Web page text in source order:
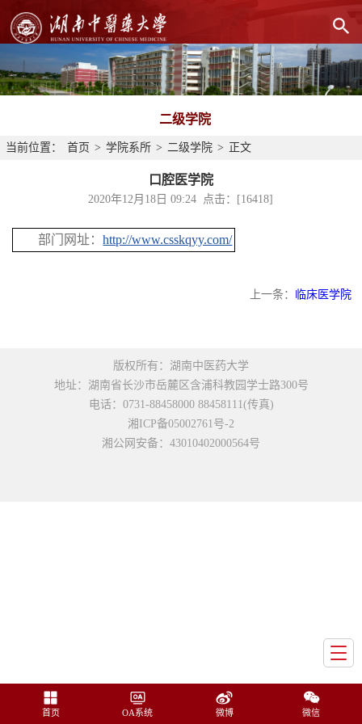
二级学院
当前位置： 首页 > 学院系所 > 二级学院 > 正文
口腔医学院
2020年12月18日 09:24 点击：[16418]
部门网址：http://www.csskqyy.com/
上一条： 临床医学院
版权所有：湖南中医药大学
地址：湖南省长沙市岳麓区含浦科教园学士路300号
电话：0731-88458000 88458111(传真)
湘ICP备05002761号-2
湘公网安备：43010402000564号
首页 OA系统 微博 微信